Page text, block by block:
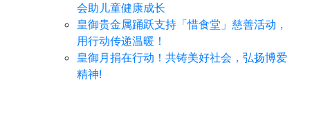
会助儿童健康成长
皇御贵金属踊跃支持「惜食堂」慈善活动，
用行动传递温暖！
皇御月捐在行动！共铸美好社会，弘扬博爱
精神!